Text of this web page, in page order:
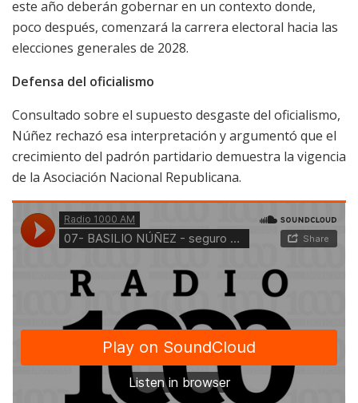
este año deberán gobernar en un contexto donde,
poco después, comenzará la carrera electoral hacia las
elecciones generales de 2028.
Defensa del oficialismo
Consultado sobre el supuesto desgaste del oficialismo,
Núñez rechazó esa interpretación y argumentó que el
crecimiento del padrón partidario demuestra la vigencia
de la Asociación Nacional Republicana.